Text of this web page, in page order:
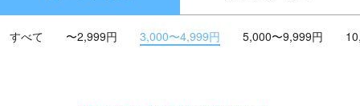
すべて 〜2,999円 3,000〜4,999円 5,000〜9,999円